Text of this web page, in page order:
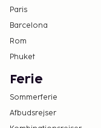
Paris
Barcelona
Rom
Phuket
Ferie
Sommerferie
Afbudsrejser